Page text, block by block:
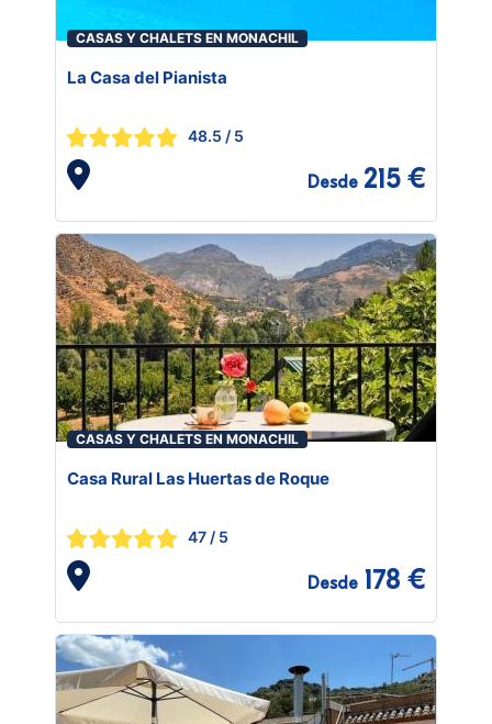
CASAS Y CHALETS EN MONACHIL
La Casa del Pianista
48.5 / 5
Desde 215 €
CASAS Y CHALETS EN MONACHIL
Casa Rural Las Huertas de Roque
47 / 5
Desde 178 €